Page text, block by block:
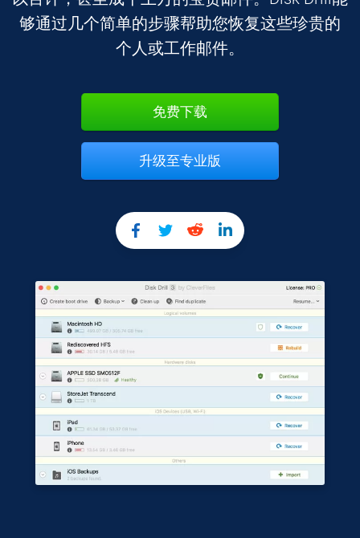
够通过几个简单的步骤帮助您恢复这些珍贵的
个人或工作邮件。
免费下载
升级至专业版